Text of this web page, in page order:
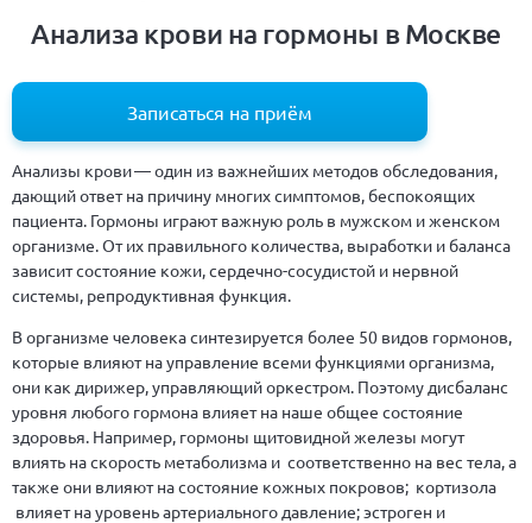
Анализа крови на гормоны в Москве
Записаться на приём
Анализы крови — один из важнейших методов обследования,
дающий ответ на причину многих симптомов, беспокоящих
пациента. Гормоны играют важную роль в мужском и женском
организме. От их правильного количества, выработки и баланса
зависит состояние кожи, сердечно-сосудистой и нервной
системы, репродуктивная функция.
В организме человека синтезируется более 50 видов гормонов,
которые влияют на управление всеми функциями организма,
они как дирижер, управляющий оркестром. Поэтому дисбаланс
уровня любого гормона влияет на наше общее состояние
здоровья. Например, гормоны щитовидной железы могут
влиять на скорость метаболизма и соответственно на вес тела, а
также они влияют на состояние кожных покровов; кортизола
влияет на уровень артериального давление; эстроген и